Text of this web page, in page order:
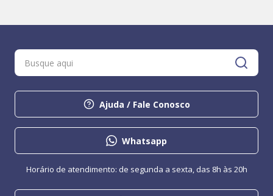
Ajuda / Fale Conosco
Whatsapp
Horário de atendimento: de segunda a sexta, das 8h às 20h